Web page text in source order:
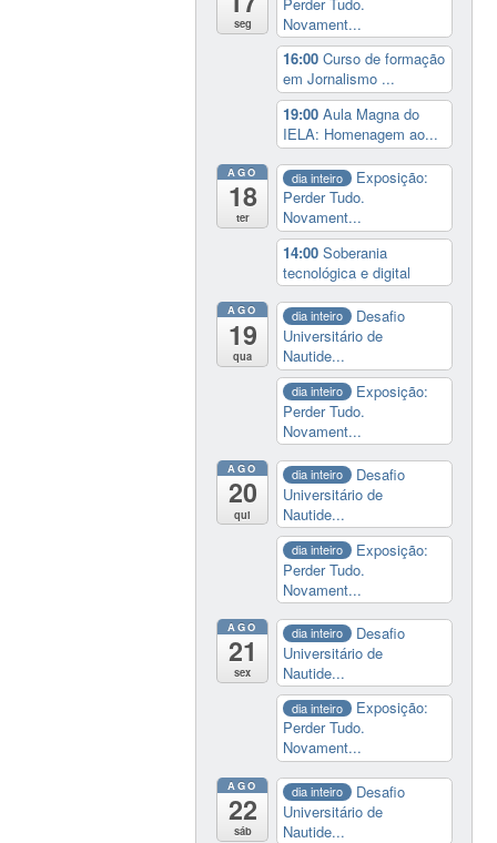
seg
Novament...
16:00Curso de formação
em Jornalismo ...
19:00Aula Magna do
IELA: Homenagem ao...
AGO
18
ter
dia inteiro
Exposição:
Perder Tudo.
Novament...
14:00Soberania
tecnológica e digital
AGO
19
qua
dia inteiro
Desafio
Universitário de
Nautide...
dia inteiro
Exposição:
Perder Tudo.
Novament...
AGO
20
qui
dia inteiro
Desafio
Universitário de
Nautide...
dia inteiro
Exposição:
Perder Tudo.
Novament...
AGO
21
sex
dia inteiro
Desafio
Universitário de
Nautide...
dia inteiro
Exposição:
Perder Tudo.
Novament...
AGO
22
sáb
dia inteiro
Desafio
Universitário de
Nautide...